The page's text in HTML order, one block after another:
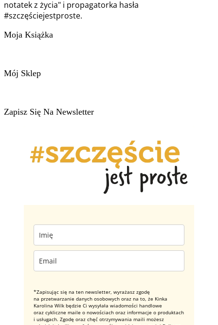
notatek z życia" i propagatorka hasła
#szczęściejestproste.
Moja Książka
Mój Sklep
Zapisz Się Na Newsletter
*Zapisując się na ten newsletter, wyrażasz zgodę
na przetwarzanie danych osobowych oraz na to, że Kinka
Karolina Wilk będzie Ci wysyłała wiadomości handlowe
oraz cykliczne maile o nowościach oraz informacje o produktach
i usługach. Zgodę oraz chęć otrzymywania maili możesz